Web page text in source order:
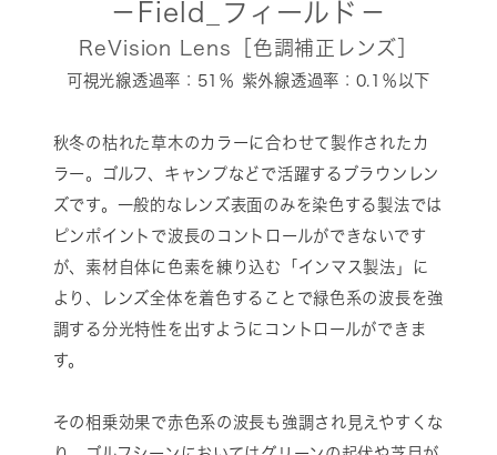
－Field_フィールド－
ReVision Lens［色調補正レンズ］
可視光線透過率：51％ 紫外線透過率：0.1％以下
秋冬の枯れた草木のカラーに合わせて製作されたカ
ラー。ゴルフ、キャンプなどで活躍するブラウンレン
ズです。一般的なレンズ表面のみを染色する製法では
ピンポイントで波長のコントロールができないです
が、素材自体に色素を練り込む「インマス製法」に
より、レンズ全体を着色することで緑色系の波長を強
調する分光特性を出すようにコントロールができま
す。
その相乗効果で赤色系の波長も強調され見えやすくな